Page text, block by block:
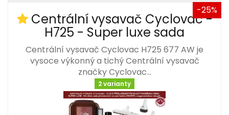
-25%
Centrální vysavač Cyclovac -
H725 - Super luxe sada
Centrální vysavač Cyclovac H725 677 AW je
vysoce výkonný a tichý Centrální vysavač
značky Cyclovac…
2 varianty